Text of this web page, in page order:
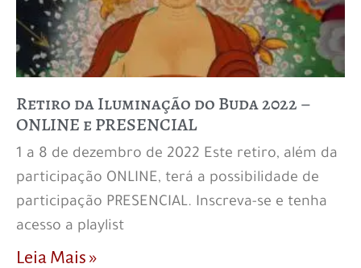
Retiro da Iluminação do Buda 2022 –
ONLINE e PRESENCIAL
1 a 8 de dezembro de 2022 Este retiro, além da
participação ONLINE, terá a possibilidade de
participação PRESENCIAL. Inscreva-se e tenha
acesso a playlist
Leia Mais »